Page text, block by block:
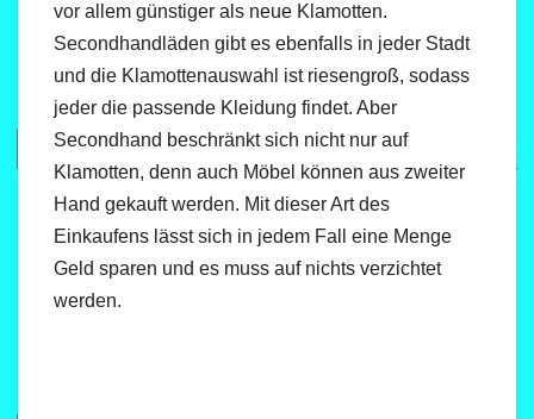
vor allem günstiger als neue Klamotten.
Secondhandläden gibt es ebenfalls in jeder Stadt
und die Klamottenauswahl ist riesengroß, sodass
jeder die passende Kleidung findet. Aber
Secondhand beschränkt sich nicht nur auf
Klamotten, denn auch Möbel können aus zweiter
Hand gekauft werden. Mit dieser Art des
Einkaufens lässt sich in jedem Fall eine Menge
Geld sparen und es muss auf nichts verzichtet
werden.